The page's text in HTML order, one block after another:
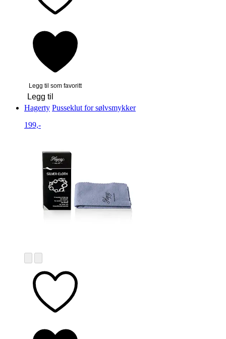
Legg til som favoritt
Legg til
Hagerty Pusseklut for sølvsmykker
199,-